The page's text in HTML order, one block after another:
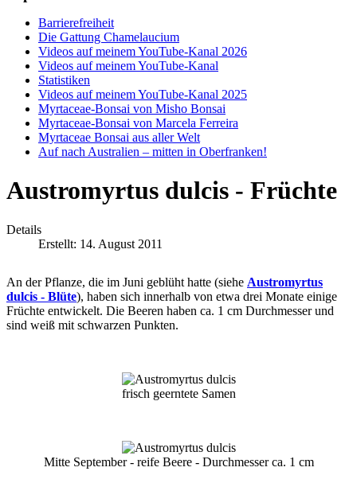
Barrierefreiheit
Die Gattung Chamelaucium
Videos auf meinem YouTube-Kanal 2026
Videos auf meinem YouTube-Kanal
Statistiken
Videos auf meinem YouTube-Kanal 2025
Myrtaceae-Bonsai von Misho Bonsai
Myrtaceae-Bonsai von Marcela Ferreira
Myrtaceae Bonsai aus aller Welt
Auf nach Australien – mitten in Oberfranken!
Austromyrtus dulcis - Früchte
Details
Erstellt: 14. August 2011
An der Pflanze, die im Juni geblüht hatte (siehe Austromyrtus
dulcis - Blüte), haben sich innerhalb von etwa drei Monate einige
Früchte entwickelt. Die Beeren haben ca. 1 cm Durchmesser und
sind weiß mit schwarzen Punkten.
frisch geerntete Samen
Mitte September - reife Beere - Durchmesser ca. 1 cm